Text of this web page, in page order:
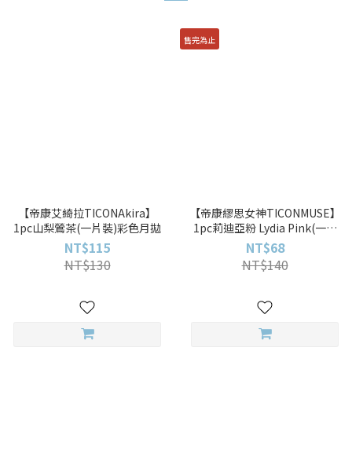
【帝康艾綺拉TICONAkira】
1pc山梨鶯茶(一片裝)彩色月拋
NT$115
NT$130
售完為止
【帝康繆思女神TICONMUSE】
1pc莉迪亞粉 Lydia Pink(一片
裝)彩色月拋
NT$68
NT$140